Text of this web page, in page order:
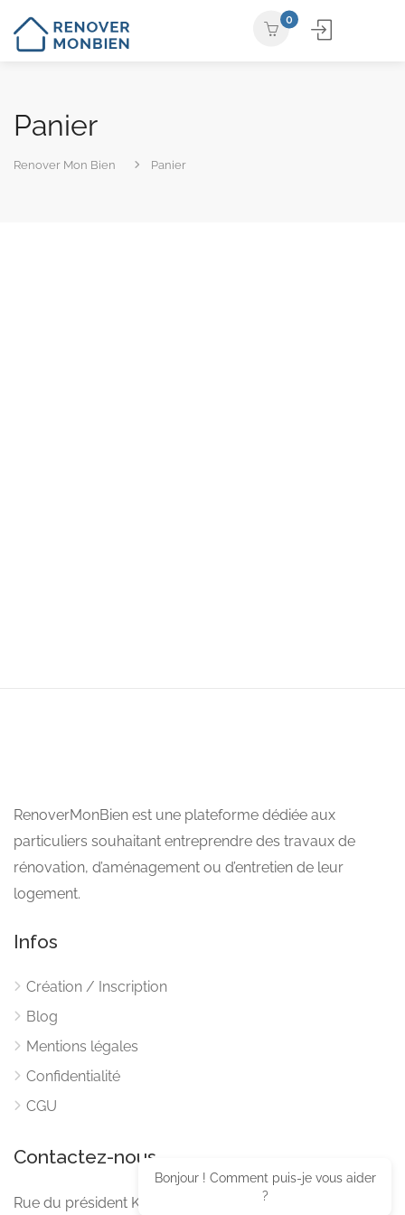
0
Panier
Renover Mon Bien Panier
RenoverMonBien est une plateforme dédiée aux
particuliers souhaitant entreprendre des travaux de
rénovation, d’aménagement ou d’entretien de leur
logement.
Infos
Création / Inscription
Blog
Mentions légales
Confidentialité
CGU
Contactez-nous
Rue du président Kennedy 33110 LE BOUSCAT
Bonjour ! Comment puis-je vous aider
?